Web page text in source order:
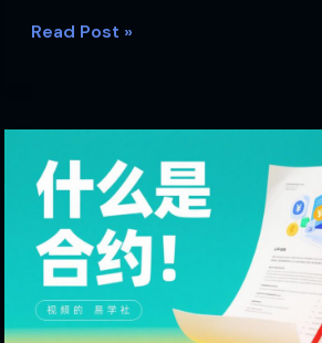
Read Post »
么
是
合
约！